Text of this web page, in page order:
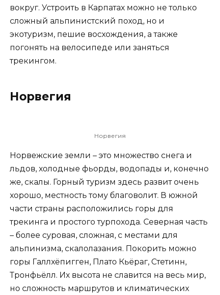
вокруг. Устроить в Карпатах можно не только
сложный альпинистский поход, но и
экотуризм, пешие восхождения, а также
погонять на велосипеде или заняться
трекингом.
Норвегия
Норвегия
Норвежские земли – это множество снега и
льдов, холодные фьорды, водопады и, конечно
же, скалы. Горный туризм здесь развит очень
хорошо, местность тому благоволит. В южной
части страны расположились горы для
трекинга и простого турпохода. Северная часть
– более суровая, сложная, с местами для
альпинизма, скалолазания. Покорить можно
горы Галлхёпигген, Плато Кьёраг, Стетинн,
Тронфьёлл. Их высота не славится на весь мир,
но сложность маршрутов и климатических